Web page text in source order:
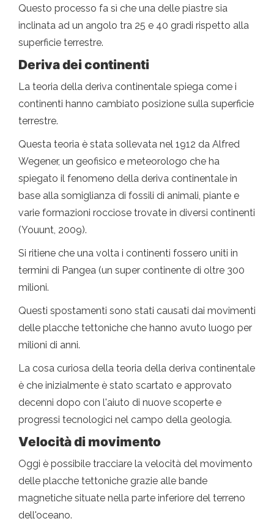
Questo processo fa sì che una delle piastre sia
inclinata ad un angolo tra 25 e 40 gradi rispetto alla
superficie terrestre.
Deriva dei continenti
La teoria della deriva continentale spiega come i
continenti hanno cambiato posizione sulla superficie
terrestre.
Questa teoria è stata sollevata nel 1912 da Alfred
Wegener, un geofisico e meteorologo che ha
spiegato il fenomeno della deriva continentale in
base alla somiglianza di fossili di animali, piante e
varie formazioni rocciose trovate in diversi continenti
(Youunt, 2009).
Si ritiene che una volta i continenti fossero uniti in
termini di Pangea (un super continente di oltre 300
milioni.
Questi spostamenti sono stati causati dai movimenti
delle placche tettoniche che hanno avuto luogo per
milioni di anni.
La cosa curiosa della teoria della deriva continentale
è che inizialmente è stato scartato e approvato
decenni dopo con l'aiuto di nuove scoperte e
progressi tecnologici nel campo della geologia.
Velocità di movimento
Oggi è possibile tracciare la velocità del movimento
delle placche tettoniche grazie alle bande
magnetiche situate nella parte inferiore del terreno
dell'oceano.